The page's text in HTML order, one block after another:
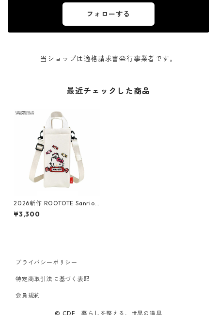
フォローする
当ショップは適格請求書発行事業者です。
最近チェックした商品
2026新作 ROOTOTE Sanrio
ルートート サンリオ Thermo
Keeper 8482 IP.サーモキーパ
¥3,300
プライバシーポリシー
特定商取引法に基づく表記
会員規約
© CDF 暮らしを整える、世界の道具